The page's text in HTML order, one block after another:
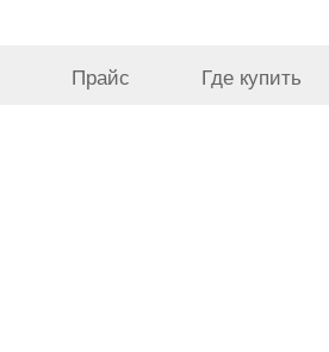
Прайс Где купить